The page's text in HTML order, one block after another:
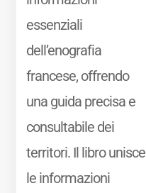
essenziali
dell’enografia
francese, offrendo
una guida precisa e
consultabile dei
territori. Il libro unisce
le informazioni